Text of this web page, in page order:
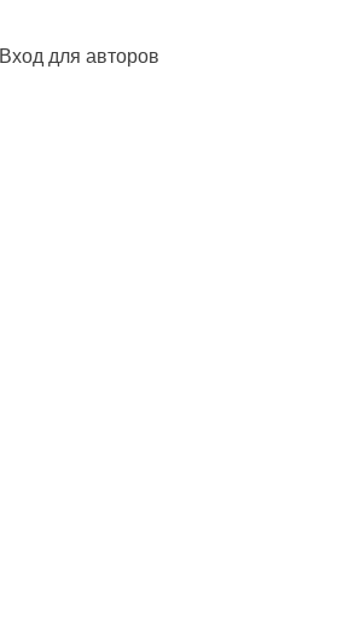
Вход для авторов